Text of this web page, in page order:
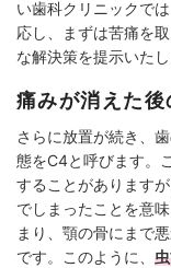
い歯科クリニックで
応し、まずは苦痛を
な解決策を提示いたし
痛みが消えた
さらに放置が続き、
態をC4と呼びます。
することがあります
でしまったことを意
まり、顎の骨にまで
です。このように、